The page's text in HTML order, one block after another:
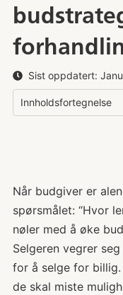
Sist oppdatert:
Innholdsfortegnelse
Når budgiver er
spørsmålet: “Hvor
nøler med å øke
Selgeren vegrer
for å selge for
de skal miste